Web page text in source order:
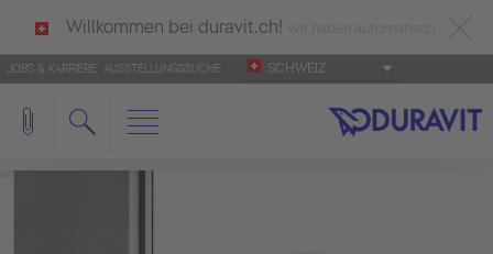
Willkommen bei duravit.ch!
deutsch als Ihre Sprache erkannt.
Français Italiano
JOBS & KARRIERE AUSSTELLUNGSSUCHE SCHWEIZ